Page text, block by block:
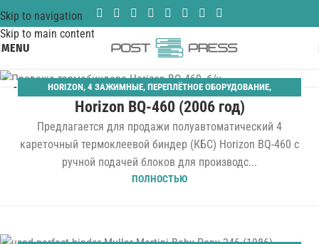
Skip to navigation
Skip to main content
MENU
19 HORIZON, 4 ЗАЖИМНЫЕ, ПЕРЕПЛЁТНОЕ ОБОРУДОВАНИЕ,
ТЕРМОБИНДЕРЫ
Horizon BQ-460 (2006 год)
Предлагается для продажи полуавтоматический 4
кареточный термоклеевой биндер (КБС) Horizon BQ-460 с
ручной подачей блоков для производс...
ПОЛНОСТЬЮ